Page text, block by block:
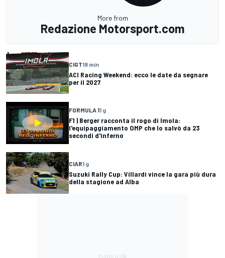
More from
Redazione Motorsport.com
CIGT18 min
ACI Racing Weekend: ecco le date da segnare
per il 2027
FORMULA 11 g
F1 | Berger racconta il rogo di Imola:
l'equipaggiamento OMP che lo salvò da 23
secondi d'inferno
CIAR1 g
Suzuki Rally Cup: Villardi vince la gara più dura
della stagione ad Alba